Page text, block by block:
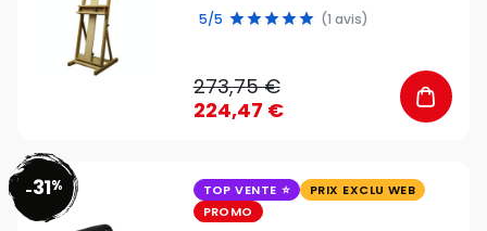
5/5 (1 avis)
273,75 €
224,47 €
-31% TOP VENTE
PRIX EXCLU WEB
PROMO